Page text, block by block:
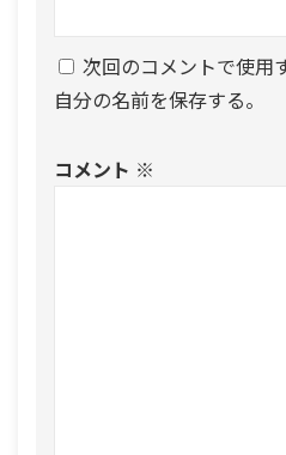
次回のコメントで使用
自分の名前を保存する。
コメント ※